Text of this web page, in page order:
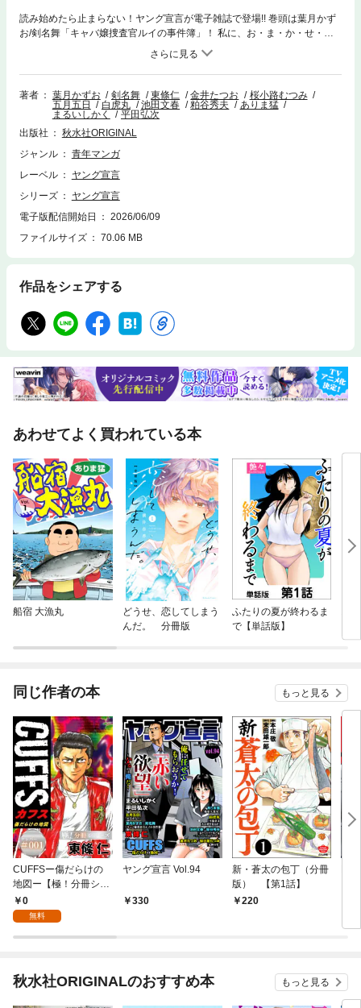
読み始めたら止まらない！ヤング宣言が電子雑誌で登場!! 巻頭は葉月かず
お/剣名舞「キャバ嬢捜査官ルイの事件簿」！ 私に、お・ま・か・せ・よ
他、東條仁「CUFFS-傷だらけの地図-」、金井たつお/桜小路むつみ「女神
の雫」、五月五日「かるかん！」、白虎丸「不倫妻は夫の夢を見るか」、
池田文春／粕谷秀夫「金とソープと男と女～ネオンの下で生きた女たち
～」、ありま猛「船宿 大漁丸」、まるいしかく/平田弘次「赤い欲望～ハ
メるのは俺だ！～」…熱くて笑えてエロさもあって…!? 面白さ全部載せで
お届け!!
著者 葉月かずお 剣名舞 東條仁 金井たつお
桜小路むつみ
五月五日
白虎丸 池田文春 粕谷秀夫
ありま猛
まるいしかく
平田弘次
出版社
秋水社ORIGINAL
ジャンル
青年マンガ
レーベル
ヤング宣言
シリーズ
ヤング宣言
電子版配信開始日
2026/06/09
ファイルサイズ
70.06 MB
作品をシェアする
あわせてよく買われている本
船宿 大漁丸
どうせ、恋してしまう
んだ。 分冊版
ふたりの夏が終わるま
で【単話版】
同じ作者の本 もっと見る
CUFFSー傷だらけの
地図ー【極！分冊シリ
ーズ】#001
0
無料
ヤング宣言 Vol.94
330
新・蒼太の包丁（分冊
版） 【第1話】
220
秋水社ORIGINALのおすすめ本 もっと見る